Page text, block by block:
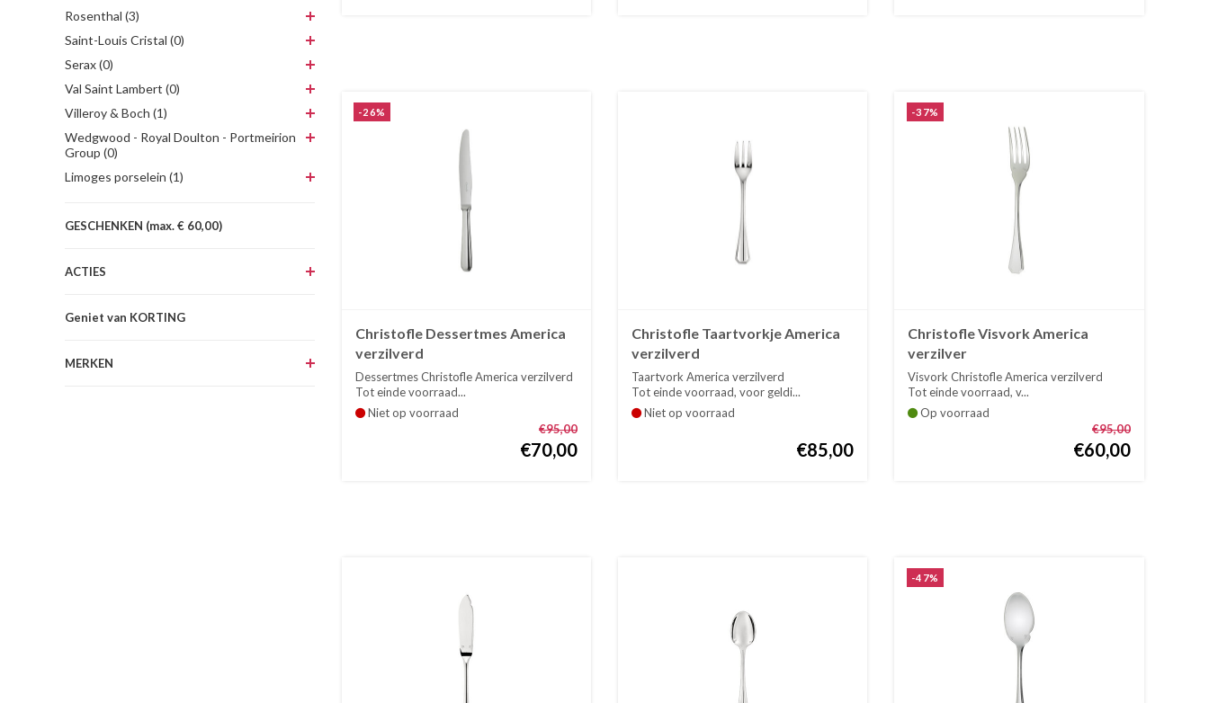
Rosenthal (3)
Saint-Louis Cristal (0)
Serax (0)
Val Saint Lambert (0)
Villeroy & Boch (1)
Wedgwood - Royal Doulton - Portmeirion
Group (0)
Limoges porselein (1)
GESCHENKEN (max. € 60,00)
ACTIES
Geniet van KORTING
MERKEN
-26%
Christofle Dessertmes America
verzilverd
Dessertmes Christofle America verzilverd
Tot einde voorraad...
Niet op voorraad
€95,00
€70,00
Christofle Taartvorkje America
verzilverd
Taartvork America verzilverd
Tot einde voorraad, voor geldi...
Niet op voorraad
€85,00
-37%
Christofle Visvork America
verzilver
Visvork Christofle America verzilverd
Tot einde voorraad, v...
Op voorraad
€95,00
€60,00
-47%